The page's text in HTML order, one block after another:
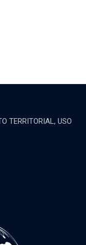
TERRITORIAL, USO